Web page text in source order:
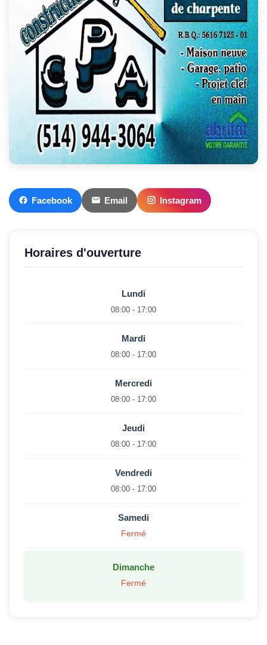
Facebook Email Instagram
Horaires d'ouverture
Lundi
08:00 - 17:00
Mardi
08:00 - 17:00
Mercredi
08:00 - 17:00
Jeudi
08:00 - 17:00
Vendredi
08:00 - 17:00
Samedi
Fermé
Dimanche
Fermé